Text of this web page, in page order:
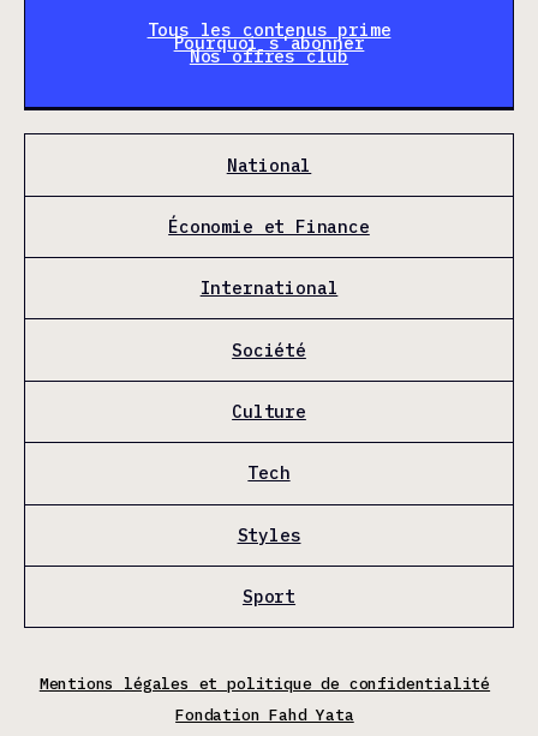
Tous les contenus prime
Pourquoi s'abonner
Nos offres club
National
Économie et Finance
International
Société
Culture
Tech
Styles
Sport
Mentions légales et politique de confidentialité
Fondation Fahd Yata